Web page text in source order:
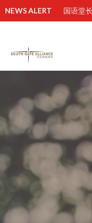
NEWS ALERT 国语堂